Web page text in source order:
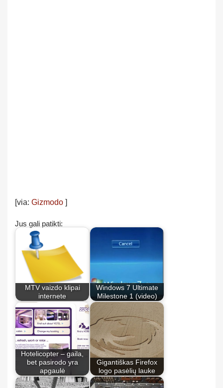
[via: Gizmodo ]
Jus gali patikti:
MTV vaizdo klipai
internete
Windows 7 Ultimate
Milestone 1 (video)
Hotelicopter – gaila,
bet pasirodo yra
apgaulė
Gigantiškas Firefox
logo pasėlių lauke